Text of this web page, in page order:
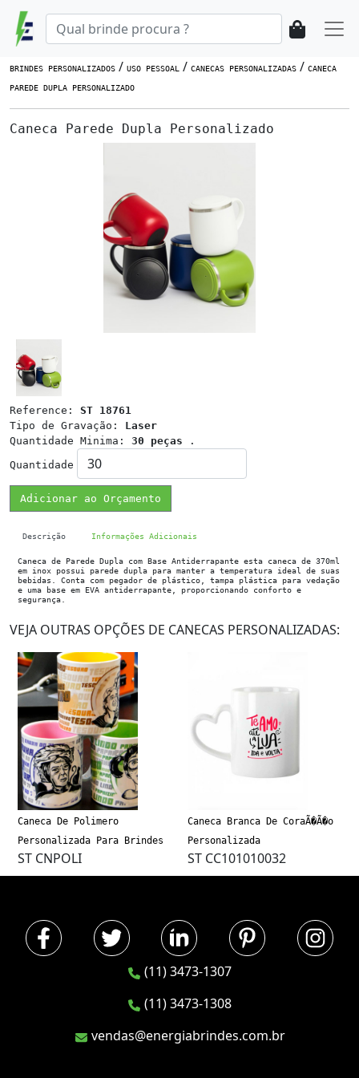
BRINDES PERSONALIZADOS / USO PESSOAL / CANECAS PERSONALIZADAS / CANECA
PAREDE DUPLA PERSONALIZADO
Caneca Parede Dupla Personalizado
Reference: ST 18761
Tipo de Gravação: Laser
Quantidade Minima: 30 peças .
Quantidade
Adicionar ao Orçamento
Descrição Informações Adicionais
Caneca de Parede Dupla com Base Antiderrapante esta caneca de 370ml
em inox possui parede dupla para manter a temperatura ideal de suas
bebidas. Conta com pegador de plástico, tampa plástica para vedação
e uma base em EVA antiderrapante, proporcionando conforto e
segurança.
VEJA OUTRAS OPÇÕES DE CANECAS PERSONALIZADAS:
Caneca De Polimero
Personalizada Para Brindes
ST CNPOLI
Caneca Branca De CoraÃ�Ã�o
Personalizada
ST CC101010032
(11) 3473-1307
(11) 3473-1308
vendas@energiabrindes.com.br